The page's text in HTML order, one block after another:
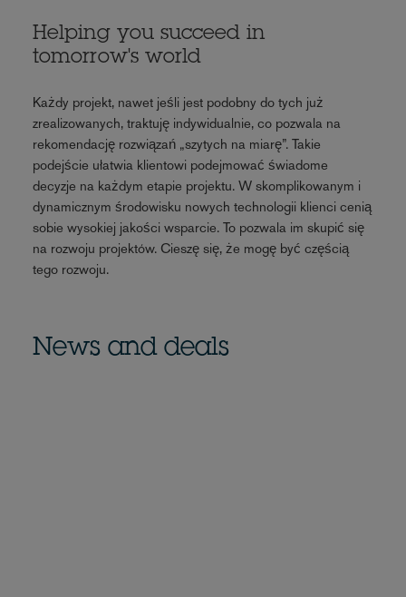
Helping you succeed in
tomorrow's world
Każdy projekt, nawet jeśli jest podobny do tych już
zrealizowanych, traktuję indywidualnie, co pozwala na
rekomendację rozwiązań „szytych na miarę”. Takie
podejście ułatwia klientowi podejmować świadome
decyzje na każdym etapie projektu. W skomplikowanym i
dynamicznym środowisku nowych technologii klienci cenią
sobie wysokiej jakości wsparcie. To pozwala im skupić się
na rozwoju projektów. Cieszę się, że mogę być częścią
tego rozwoju.
News and deals